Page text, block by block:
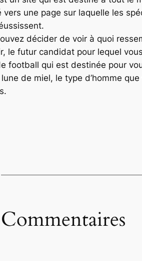
vers une page sur laquelle les
décider de voir à quoi
le futur candidat pour lequel
football qui est destinée pour
de miel, le type d’homme
Commentaires